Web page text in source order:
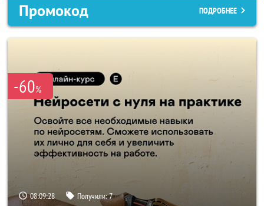
Промокод ПОДРОБНЕЕ
-60%
08:09:26 Получили:7